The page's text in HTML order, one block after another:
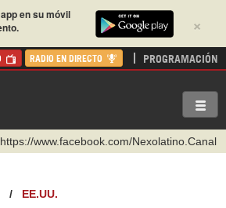
×
en su móvil
RADIO EN DIRECTO PROGRAMACIÓN
https://www.facebook.com/Nexolatino.Canal
https://www.youtube.com/@nexo_latino
https://t.me/hispantvcanal
/ EE.UU.